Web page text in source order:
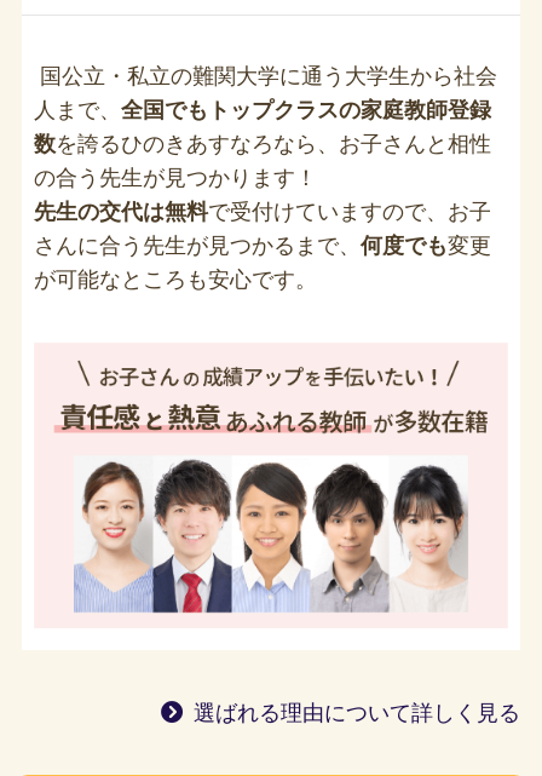
国公立・私立の難関大学に通う大学生から社会
人まで、 全国でもトップクラスの家庭教師登録
数を誇るひのきあすなろなら、お子さんと相性
の合う先生が見つかります！
先生の交代は無料で受付けていますので、お子
さんに合う先生が見つかるまで、 何度でも変更
が可能なところも安心です。
選ばれる理由について詳しく見る